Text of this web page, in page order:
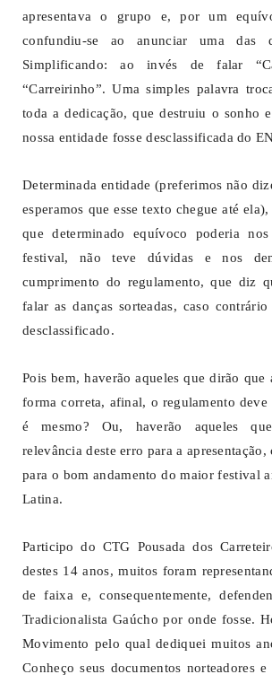
apresentava o grupo e, por um
confundiu-se ao anunciar uma das
Simplificando: ao invés de falar
“Carreirinho”. Uma simples palavra
toda a dedicação, que destruiu o sonho
nossa entidade fosse desclassificada do
Determinada entidade (preferimos não
esperamos que esse texto chegue até
que determinado equívoco poderia
festival, não teve dúvidas e nos
cumprimento do regulamento, que diz
falar as danças sorteadas, caso
desclassificado.
Pois bem, haverão aqueles que dirão que
forma correta, afinal, o regulamento deve
é mesmo? Ou, haverão aqueles
relevância deste erro para a apresentação,
para o bom andamento do maior festival
Latina.
Participo do CTG Pousada dos
destes 14 anos, muitos foram
de faixa e, consequentemente,
Tradicionalista Gaúcho por onde fosse.
Movimento pelo qual dediquei muitos
Conheço seus documentos norteadores